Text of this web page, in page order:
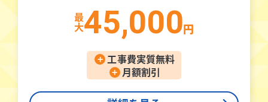
最
大45,000 円
+ 工事費実質無料
+ 月額割引